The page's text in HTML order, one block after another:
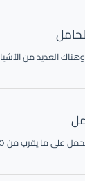
العديد من